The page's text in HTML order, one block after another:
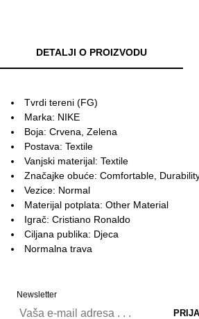
DETALJI O PROIZVODU
Tvrdi tereni (FG)
Marka: NIKE
Boja: Crvena, Zelena
Postava: Textile
Vanjski materijal: Textile
Značajke obuće: Comfortable,
Vezice: Normal
Materijal potplata: Other Material
Igrač: Cristiano Ronaldo
Ciljana publika: Djeca
Normalna trava
Newsletter